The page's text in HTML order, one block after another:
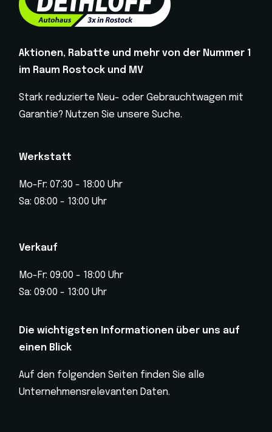
Aktionen, Rabatte und mehr von der Nummer 1
im Raum Rostock und MV
Stark reduzierte Neu- oder Gebrauchtwagen mit
Garantie? Nutzen Sie unsere Suche.
Werkstatt
Mo-Fr: 07:30 - 18:00 Uhr
Sa: 08:00 - 13:00 Uhr
Verkauf
Mo-Fr: 09:00 - 18:00 Uhr
Sa: 09:00 - 13:00 Uhr
Die wichtigsten Informationen über uns auf
einen Blick
Auf den folgenden Seiten finden Sie alle
Unternehmensrelevanten Daten.